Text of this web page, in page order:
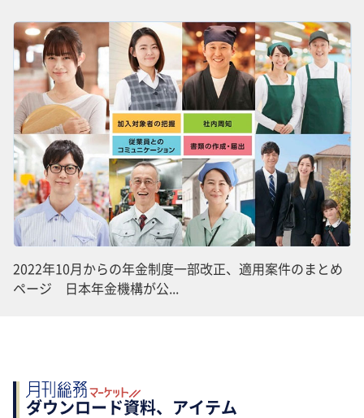
2022年10月からの年金制度一部改正、適用案件のまとめ
ページ 日本年金機構が公...
ダウンロード資料、アイテム